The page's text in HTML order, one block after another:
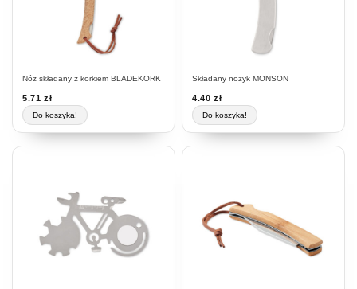
Nóż składany z korkiem BLADEKORK
5.71 zł
Do koszyka!
Składany nożyk MONSON
4.40 zł
Do koszyka!